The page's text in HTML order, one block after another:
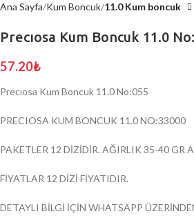
Ana Sayfa Kum Boncuk 11.0 Kum boncuk
Precıosa Kum Boncuk 11.0
57.20₺
Precıosa Kum Boncuk 11.0 No:055
PRECIOSA KUM BONCUK 11.0 NO:33000
PAKETLER 12 DİZİDİR. AĞIRLIK 35-40 GR
FİYATLAR 12 DİZİ FİYATIDIR.
DETAYLI BİLGİ İÇİN WHATSAPP